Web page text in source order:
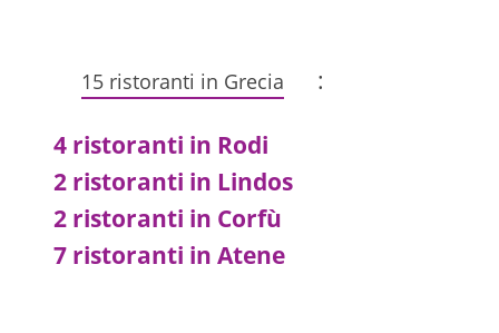
15 ristoranti in Grecia :
4 ristoranti in Rodi
2 ristoranti in Lindos
2 ristoranti in Corfù
7 ristoranti in Atene